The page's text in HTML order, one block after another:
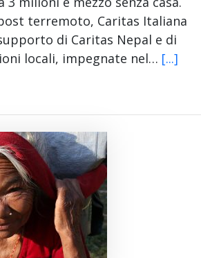
terremoto, Caritas Italiana
di Caritas Nepal e di
locali, impegnate nel… [...]